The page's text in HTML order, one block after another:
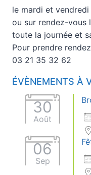
le mardi et
ou sur rendez-vous
toute la journée et
Pour prendre
03 21 35 32 62
ÉVÈNEMENTS À
30
Août
06
Sep